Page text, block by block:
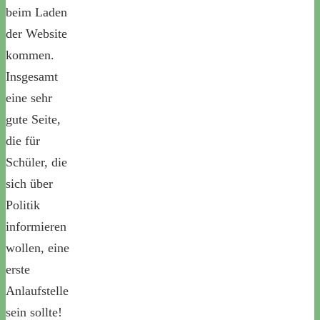
beim Laden
der Website
kommen.
Insgesamt
eine sehr
gute Seite,
die für
Schüler, die
sich über
Politik
informieren
wollen, eine
erste
Anlaufstelle
sein sollte!